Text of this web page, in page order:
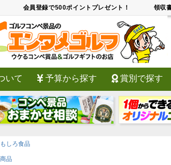
会員登録で500ポイントプレゼント！ 領収
いて 予算から探す 賞別で探す
しろ食品
品